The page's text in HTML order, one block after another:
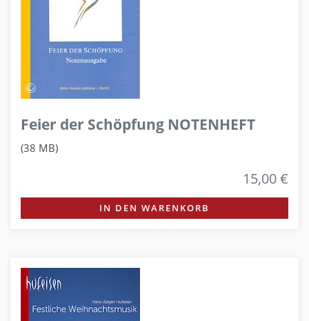
Feier der Schöpfung NOTENHEFT
(38 MB)
15,00 €
IN DEN WARENKORB